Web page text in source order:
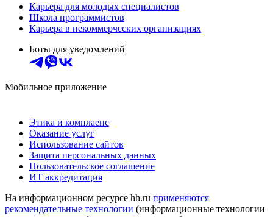
Карьера для молодых специалистов
Школа программистов
Карьера в некоммерческих организациях
Боты для уведомлений
Мобильное приложение
Этика и комплаенс
Оказание услуг
Использование сайтов
Защита персональных данных
Пользовательское соглашение
ИТ аккредитация
На информационном ресурсе hh.ru применяются
рекомендательные технологии (информационные технологии